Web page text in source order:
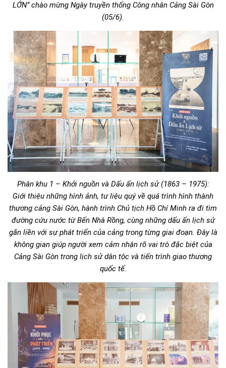
LỚN” chào mừng Ngày truyền thống Công nhân Cảng Sài Gòn
(05/6).
Phân khu 1 – Khởi nguồn và Dấu ấn lịch sử (1863 – 1975):
Giới thiệu những hình ảnh, tư liệu quý về quá trình hình thành
thương cảng Sài Gòn, hành trình Chủ tịch Hồ Chí Minh ra đi tìm
đường cứu nước từ Bến Nhà Rồng, cùng những dấu ấn lịch sử
gắn liền với sự phát triển của cảng trong từng giai đoạn. Đây là
không gian giúp người xem cảm nhận rõ vai trò đặc biệt của
Cảng Sài Gòn trong lịch sử dân tộc và tiến trình giao thương
quốc tế.